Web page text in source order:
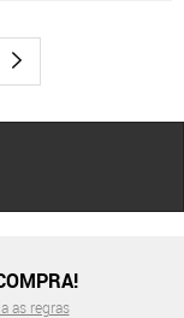
as regras